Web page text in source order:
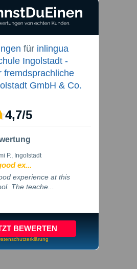
für inlingua
Ingolstadt -
fremdsprachliche
GmbH & Co.
4,7/5
P., Ingolstadt
ex...
experience at this
The teache...
BEWERTEN